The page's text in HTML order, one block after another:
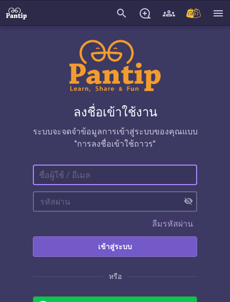
search menu
ลงชื่อเข้าใช้งาน
ระบบจะจดจำข้อมูลการเข้าสู่ระบบของคุณแบบ
"การลงชื่อเข้าใช้ถาวร"
visibility_off
ลืมรหัสผ่าน
เข้าสู่ระบบ
หรือ